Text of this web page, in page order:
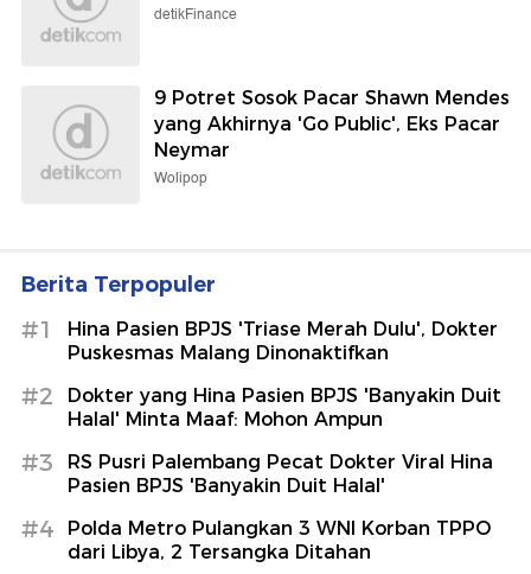
detikFinance
9 Potret Sosok Pacar Shawn Mendes
yang Akhirnya 'Go Public', Eks Pacar
Neymar
Wolipop
Berita Terpopuler
#1
Hina Pasien BPJS 'Triase Merah Dulu', Dokter
Puskesmas Malang Dinonaktifkan
#2
Dokter yang Hina Pasien BPJS 'Banyakin Duit
Halal' Minta Maaf: Mohon Ampun
#3
RS Pusri Palembang Pecat Dokter Viral Hina
Pasien BPJS 'Banyakin Duit Halal'
#4
Polda Metro Pulangkan 3 WNI Korban TPPO
dari Libya, 2 Tersangka Ditahan